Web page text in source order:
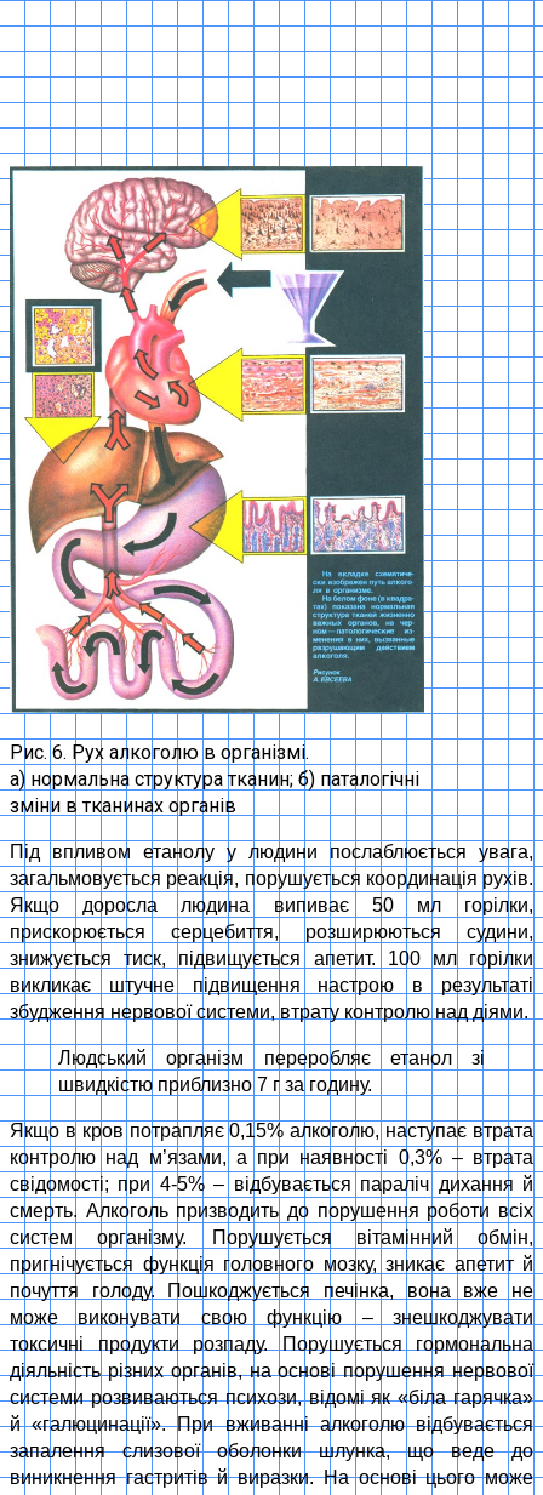
Рис. 6. Рух алкоголю в організмі.
а) нормальна структура тканин; б) паталогічні
зміни в тканинах органів
Під впливом етанолу у людини послаблюється увага,
загальмовується реакція, порушується координація рухів.
Якщо доросла людина випиває 50 мл горілки,
прискорюється серцебиття, розширюються судини,
знижується тиск, підвищується апетит. 100 мл горілки
викликає штучне підвищення настрою в результаті
збудження нервової системи, втрату контролю над діями.
Людський організм переробляє етанол зі
швидкістю приблизно 7 г за годину.
Якщо в кров потрапляє 0,15% алкоголю, наступає втрата
контролю над м’язами, а при наявності 0,3% – втрата
свідомості; при 4-5% – відбувається параліч дихання й
смерть. Алкоголь призводить до порушення роботи всіх
систем організму. Порушується вітамінний обмін,
пригнічується функція головного мозку, зникає апетит й
почуття голоду. Пошкоджується печінка, вона вже не
може виконувати свою функцію – знешкоджувати
токсичні продукти розпаду. Порушується гормональна
діяльність різних органів, на основі порушення нервової
системи розвиваються психози, відомі як «біла гарячка»
й «галюцинації». При вживаннi алкоголю вiдбувається
запалення слизової оболонки шлунка, що веде до
виникнення гастритiв й виразки. На основi цього може